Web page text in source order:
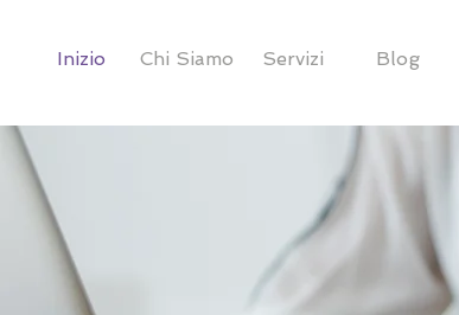
Inizio Chi Siamo Servizi Blog